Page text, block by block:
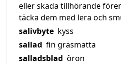
eller skada tillhörande
täcka dem med lera och
salivbyte kyss
sallad fin gräsmatta
salladsblad öron